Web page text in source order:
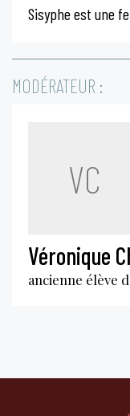
Sisyphe est une
MODÉRATEUR :
VC
Véronique
ancienne élève